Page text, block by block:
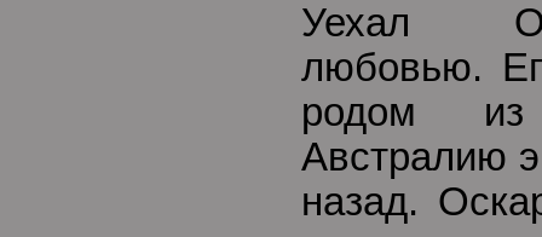
Уехал
любовью.
родом
Австралию
назад.